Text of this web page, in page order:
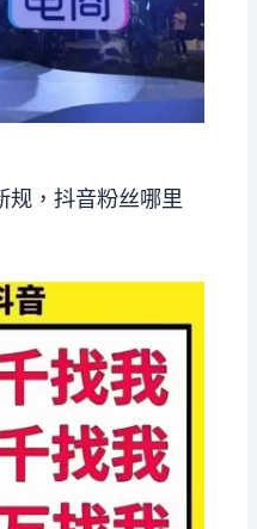
规，抖音粉丝哪里